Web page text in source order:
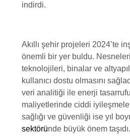
indirdi.
Akıllı şehir projeleri 2024’te
önemli bir yer buldu.
teknolojileri, binalar ve
kullanıcı dostu olmasını
veri analitiği ile enerji
maliyetlerinde ciddi
sağlığı ve güvenliği ise yıl
sektöründe büyük önem